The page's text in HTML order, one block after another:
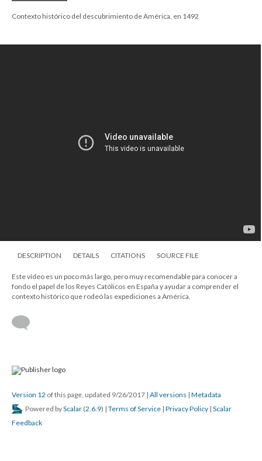
Contexto histórico del descubrimiento de América, en 1492
DESCRIPTION DETAILS CITATIONS SOURCE FILE
Este vídeo es un poco más largo, pero muy recomendable para conocer a
fondo el papel de los Reyes Católicos en España y ayudar a comprender el
contexto histórico que rodeó las expediciones a América.
Version 12 of this page, updated 9/26/2017 | All versions | Metadata
Powered byScalar (2.6.9) | Terms of Service | Privacy Policy | Scalar
Feedback